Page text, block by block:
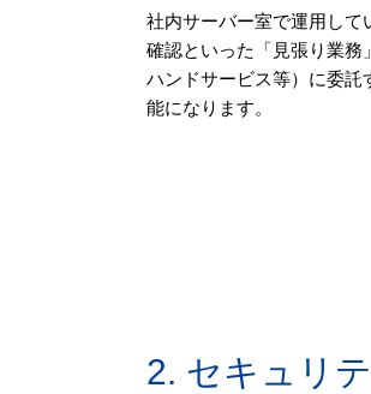
社内サーバー室で運用し
確認といった「見張り業
ハンドサービス等）に委託
能になります。
2. セキュリ